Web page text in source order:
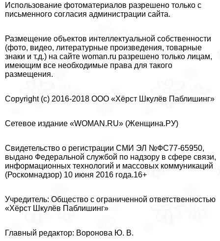
Использование фотоматериалов разрешено только с
письменного согласия администрации сайта.
Размещение объектов интеллектуальной собственности
(фото, видео, литературные произведения, товарные
знаки и т.д.) на сайте woman.ru разрешено только лицам,
имеющим все необходимые права для такого
размещения.
Copyright (с) 2016-2018 ООО «Хёрст Шкулёв Паблишинг»
Сетевое издание «WOMAN.RU» (Женщина.РУ)
Свидетельство о регистрации СМИ ЭЛ №ФС77-65950,
выдано Федеральной службой по надзору в сфере связи,
информационных технологий и массовых коммуникаций
(Роскомнадзор) 10 июня 2016 года.16+
Учредитель: Общество с ограниченной ответственностью
«Хёрст Шкулёв Паблишинг»
Главный редактор: Воронова Ю. В.